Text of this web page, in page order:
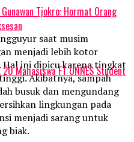
saat musim
menjadi lebih kotor
Hal ini dipicu karena tingkat
Akibatnya, sampah
busuk dan mengundang
lingkungan pada
menjadi sarang untuk
biak.
Tjokro: Hormat Orang
Mahasiswa FT UNNES Student